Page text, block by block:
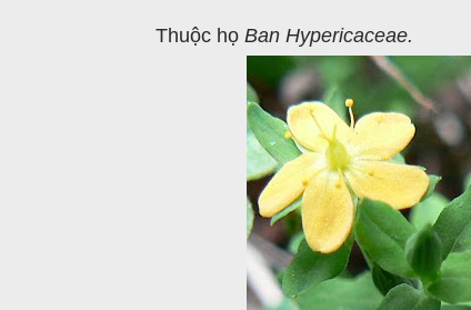
Thuộc họ Ban Hypericaceae.